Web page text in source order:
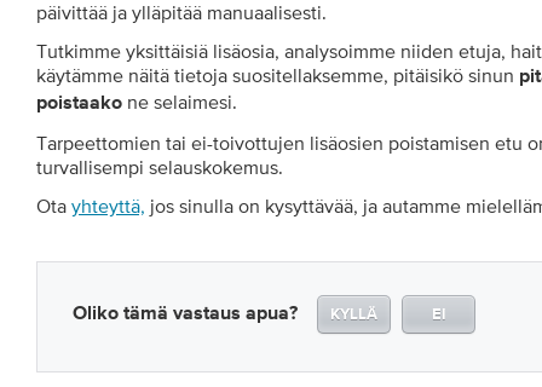
päivittää ja ylläpitää manuaalisesti.
Tutkimme yksittäisiä lisäosia, analysoimme niiden etuja,
käytämme näitä tietoja suositellaksemme, pitäisikö sinun
poistaako ne selaimesi.
Tarpeettomien tai ei-toivottujen lisäosien poistamisen etu
turvallisempi selauskokemus.
Ota yhteyttä, jos sinulla on kysyttävää, ja autamme
Oliko tämä vastaus apua? KYLLÄ EI